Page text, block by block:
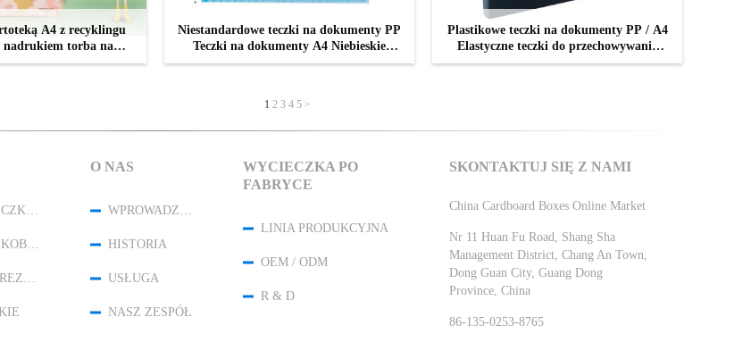
A4 z recyklingu
nadrukiem torba na
Niestandardowe teczki na dokumenty PP
Teczki na dokumenty A4 Niebieskie
teczki na dokumenty
Plastikowe teczki na dokumenty PP / A4
Elastyczne teczki do przechowywania
dokumentów
1 2 3 4 5 >
PLASTIKOWA TECZKA NA DOKUMENTY
PRODUKTY DLA KOBIET
WORECZKI NA PREZENTY ZE SZNURKIEM
O NAS
WPROWADZENIE
HISTORIA
USŁUGA
NASZ ZESPÓŁ
WYCIECZKA PO
FABRYCE
LINIA PRODUKCYJNA
OEM / ODM
R & D
SKONTAKTUJ SIĘ Z NAMI
China Cardboard Boxes Online Market
Nr 11 Huan Fu Road, Shang Sha
Management District, Chang An Town,
Dong Guan City, Guang Dong
Province, China
86-135-0253-8765